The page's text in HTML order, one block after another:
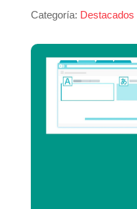
Categoría: Destacados